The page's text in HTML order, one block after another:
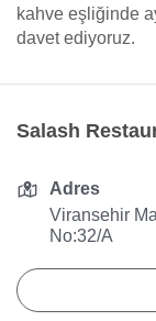
kahve eşliğinde
davet ediyoruz.
Salash
Adres
Viransehir
No:32/A